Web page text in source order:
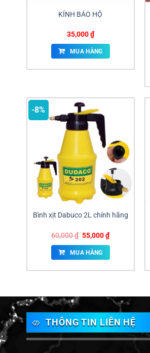
KÍNH BẢO HỘ
35,000₫
MUA HÀNG
-8%
Bình xịt Dabuco 2L chính hãng
60,000₫ Giá
là:
60,000 ₫.
55,000₫Giá
hiện
tại
là:
MUA HÀNG
THÔNG TIN LIÊN HỆ